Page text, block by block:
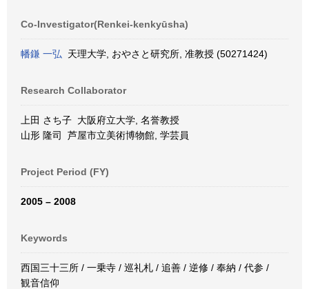
Co-Investigator(Renkei-kenkyūsha)
幡鎌 一弘 天理大学, おやさと研究所, 准教授 (50271424)
Research Collaborator
上田 さち子 大阪府立大学, 名誉教授
山形 隆司 芦屋市立美術博物館, 学芸員
Project Period (FY)
2005 – 2008
Keywords
西国三十三所 / 一乗寺 / 巡礼札 / 追善 / 逆修 / 奉納 / 代参 /
観音信仰